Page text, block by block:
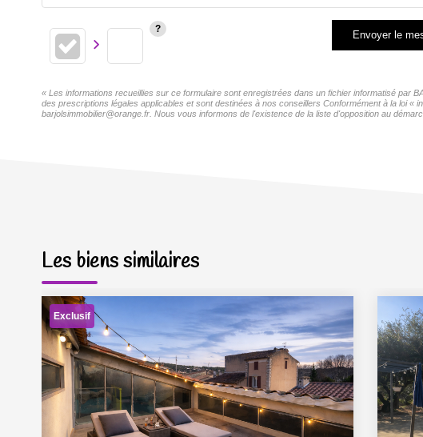
Envoyer le
« Les informations recueillies sur ce formulaire sont enregistrées dans un fichier informatisé par
des prescriptions légales applicables et sont destinées à nos conseillers Conformément à la loi
barjolsimmobilier@orange.fr. Nous vous informons de l'existence de la liste d'opposition au
Les biens similaires
Exclusif